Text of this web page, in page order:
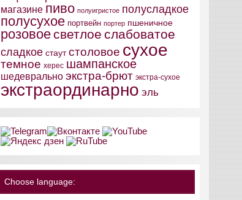
магазине пиво полуигристое полусладкое
полусухое портвейн портер пшеничное
розовоесветлое слабоватое
сладкое стаут столовое сухое
темное херес шампанское
шедеврально экстра-брют экстра-сухое
экстраординарно эль
Choose language: